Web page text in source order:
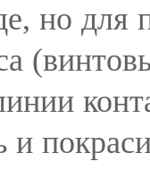
но для
и